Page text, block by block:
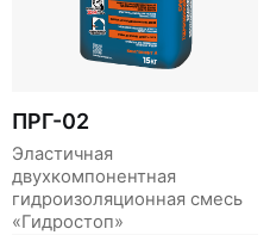
ПРГ-02
Эластичная
двухкомпонентная
гидроизоляционная смесь
«Гидростоп»